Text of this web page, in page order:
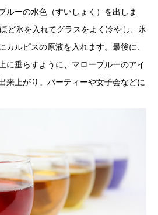
ルーの水色（すいしょく）を出しま
ど氷を入れてグラスをよく冷やし、氷
カルピスの原液を入れます。最後に、
に垂らすように、マローブルーのアイ
来上がり。パーティーや女子会などに